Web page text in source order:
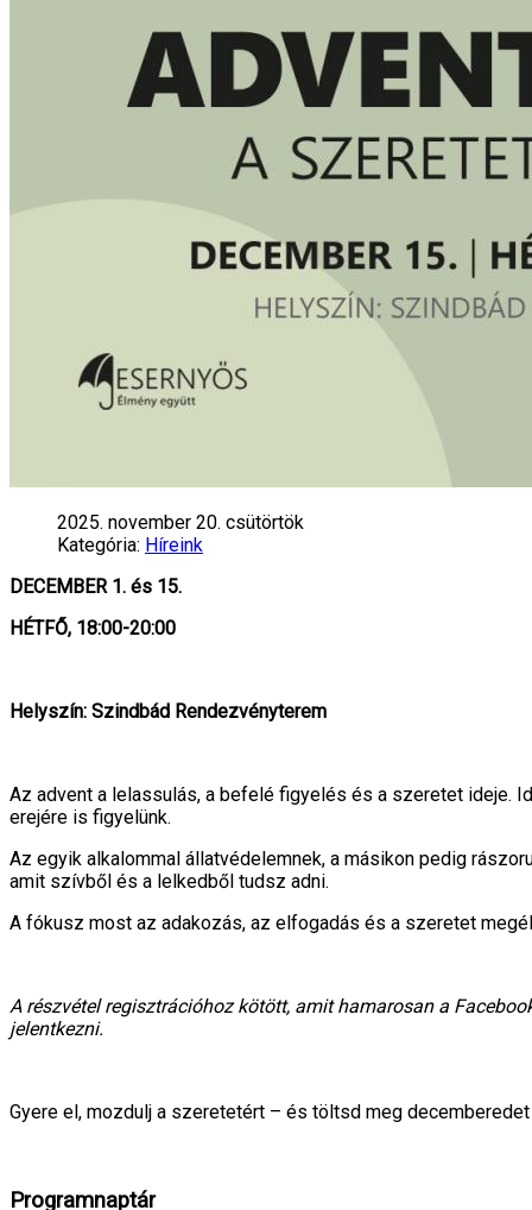
2025. november 20. csütörtök
Kategória: Híreink
DECEMBER 1. és 15.
HÉTFŐ, 18:00-20:00
Helyszín: Szindbád Rendezvényterem
Az advent a lelassulás, a befelé figyelés és a szeretet ideje.
erejére is figyelünk.
Az egyik alkalommal állatvédelemnek, a másikon pedig
amit szívből és a lelkedből tudsz adni.
A fókusz most az adakozás, az elfogadás és a szeretet
A részvétel regisztrációhoz kötött, amit hamarosan a
jelentkezni.
Gyere el, mozdulj a szeretetért – és töltsd meg
Programnaptár